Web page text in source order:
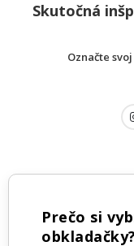
Skutočná
Označte
Prečo si
obkladačky?